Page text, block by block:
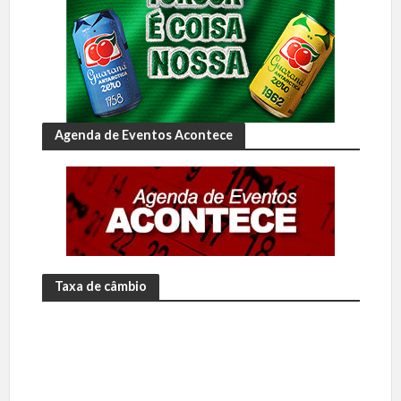
Agenda de Eventos Acontece
Taxa de câmbio